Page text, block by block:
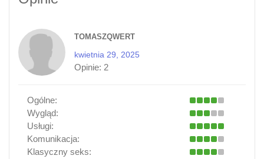
TOMASZQWERT
kwietnia 29, 2025
Opinie: 2
Ogólne:
Wygląd:
Usługi:
Komunikacja:
Klasyczny seks: